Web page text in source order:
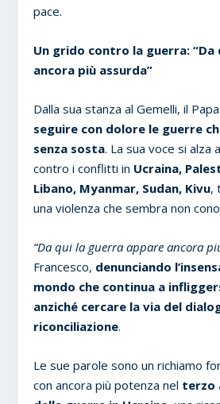
pace.
Un grido contro la guerra: “Da
ancora più assurda”
Dalla sua stanza al Gemelli, il Papa
seguire con dolore le guerre
senza sosta. La sua voce si alza
contro i conflitti in Ucraina,
Libano, Myanmar, Sudan, Kivu,
una violenza che sembra non
“Da qui la guerra appare ancora
Francesco, denunciando
mondo che continua a
anziché cercare la via del
riconciliazione.
Le sue parole sono un richiamo
con ancora più potenza nel terzo